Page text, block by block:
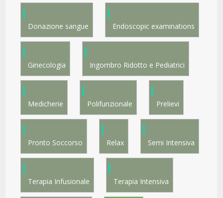
Donazione sangue Endoscopic examinations
Ginecologia Ingombro Ridotto e Pediatrici
Medicherie Polifunzionale Prelievi
Pronto Soccorso Relax Semi Intensiva
Terapia Infusionale Terapia Intensiva